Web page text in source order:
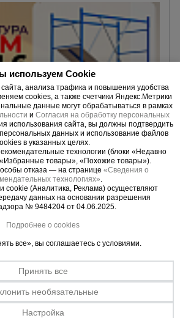
ВСП Пром 0.7х1.6, 5.2 м
Сталь
0,7х1,6 м
макс.:
3,9 м
5,2 м
Уточнить цену
Лестницы
и
стремянки
комплекты
Сварочные
аппараты
Тепловые
пушки
Металл и
используем Cookie
анализа трафика и повышения удобства
cookies, а также счетчики Яндекс.Метрики
данные могут обрабатываться в рамках
и Согласия на обработку персональных
использования сайта, вы должны подтвердить
данных и использование файлов
в указанных целях.
технологии (блоки «Недавно
товары», «Похожие товары»).
отказа — на странице «Сведения о
технологиях»
cookie (Аналитика, Реклама) осуществляют
данных на основании разрешения
№ 9484204 от 04.06.2025.
Подробнее о cookies
все», вы соглашаетесь с условиями.
Принять все
необязательные
Настройка